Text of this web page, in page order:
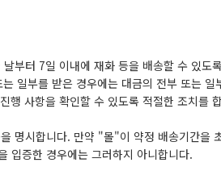
부터 7일 이내에 재화 등을 배송할 수 있도
일부를 받은 경우에는 대금의 전부 또는 일
행 사항을 확인할 수 있도록 적절한 조치를
명시합니다. 만약 "몰"이 약정 배송기간을
입증한 경우에는 그러하지 아니합니다.